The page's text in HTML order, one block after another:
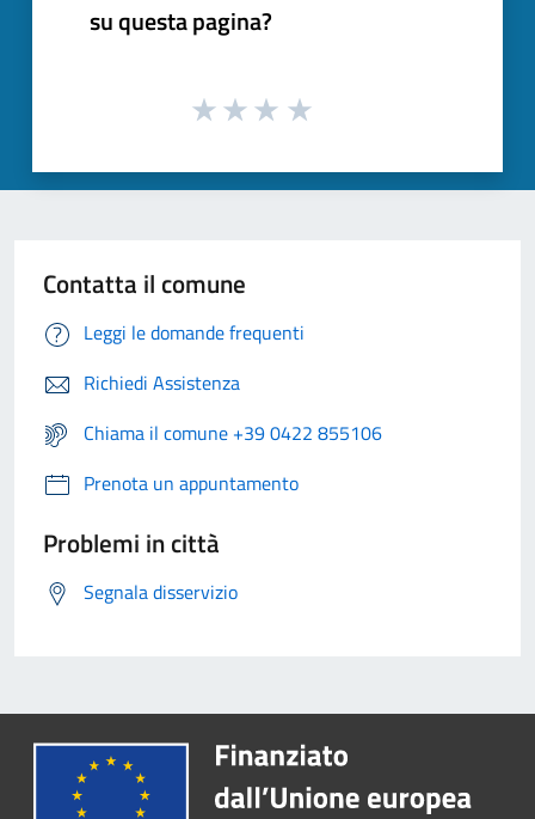
su questa pagina?
Contatta il comune
Leggi le domande frequenti
Richiedi Assistenza
Chiama il comune +39 0422 855106
Prenota un appuntamento
Problemi in città
Segnala disservizio